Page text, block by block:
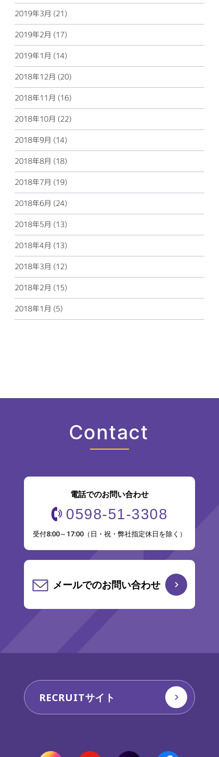
2019年3月 (21)
2019年2月 (17)
2019年1月 (14)
2018年12月 (20)
2018年11月 (16)
2018年10月 (22)
2018年9月 (14)
2018年8月 (18)
2018年7月 (19)
2018年6月 (24)
2018年5月 (13)
2018年4月 (13)
2018年3月 (12)
2018年2月 (15)
2018年1月 (5)
Contact
電話でのお問い合わせ
0598-51-3308
受付8:00～17:00（日・祝・弊社指定休日を除く）
メールでのお問い合わせ
RECRUITサイト